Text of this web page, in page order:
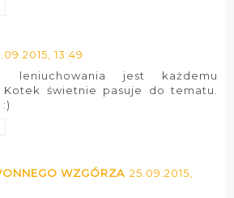
13:49
leniuchowania jest każdemu
Kotek świetnie pasuje do tematu.
WZGÓRZA 25.09.2015,